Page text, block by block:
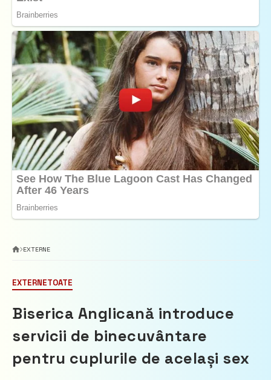
EXTERNE
EXTERNETOATE
Biserica Anglicană introduce
servicii de binecuvântare
pentru cuplurile de același sex